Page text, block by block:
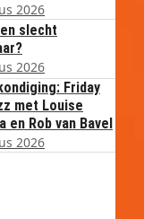
2026
slecht
2026
Friday
met Louise
en Rob van Bavel
2026